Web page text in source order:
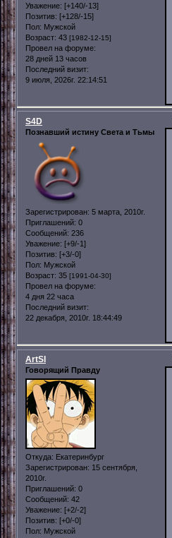
Уважение: [+140/-13]
Позитив: [+128/-15]
Пол: Мужской
Возраст: 43 [1982-12-15]
Провел на форуме:
28 дней 13 часов
Последний визит:
9 июля, 2026г. 22:14:51
S4D
Познавший истину Света и Тьмы
Зарегистрирован: 5 марта, 2010г.
Приглашений: 0
Сообщений: 236
Уважение: [+9/-1]
Позитив: [+3/-0]
Пол: Мужской
Возраст: 35 [1991-04-30]
Провел на форуме:
4 дня 22 часа
Последний визит:
22 декабря, 2010г. 18:44:49
ArtSI
Говорящий Правду
Откуда: Екатеринбург
Зарегистрирован: 15 сентября,
2010г.
Приглашений: 0
Сообщений: 42
Уважение: [+2/-2]
Позитив: [+0/-0]
Пол: Мужской